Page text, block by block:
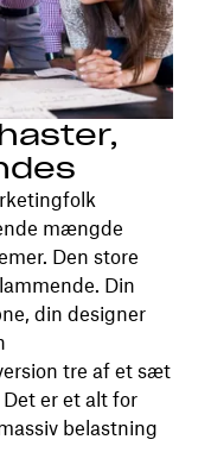
mængde
Den store
Din
din designer
tre af et sæt
er et alt for
belastning